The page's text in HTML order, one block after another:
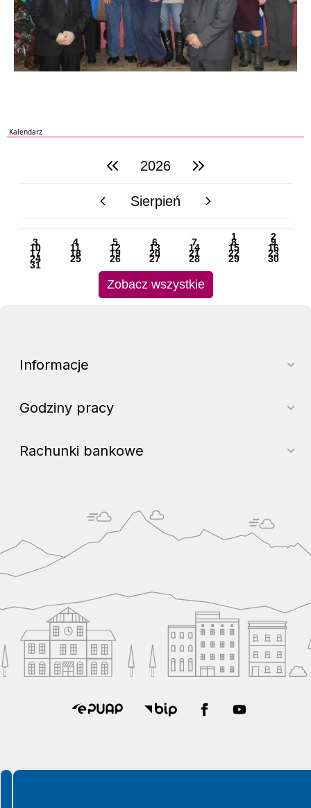
Kalendarz
poprzedni rok2026 następny rok
poprzedni miesiącSierpień następny miesiąc
1 2
3 4 5 6 7 8 9
10 11 12 13 14 15 16
17 18 19 20 21 22 23
24 25 26 27 28 29 30
31
Zobacz wszystkie
Informacje
Godziny pracy
Rachunki bankowe
Spełniamy standardy WCAG 2.2
Spełniamy standardy W3C